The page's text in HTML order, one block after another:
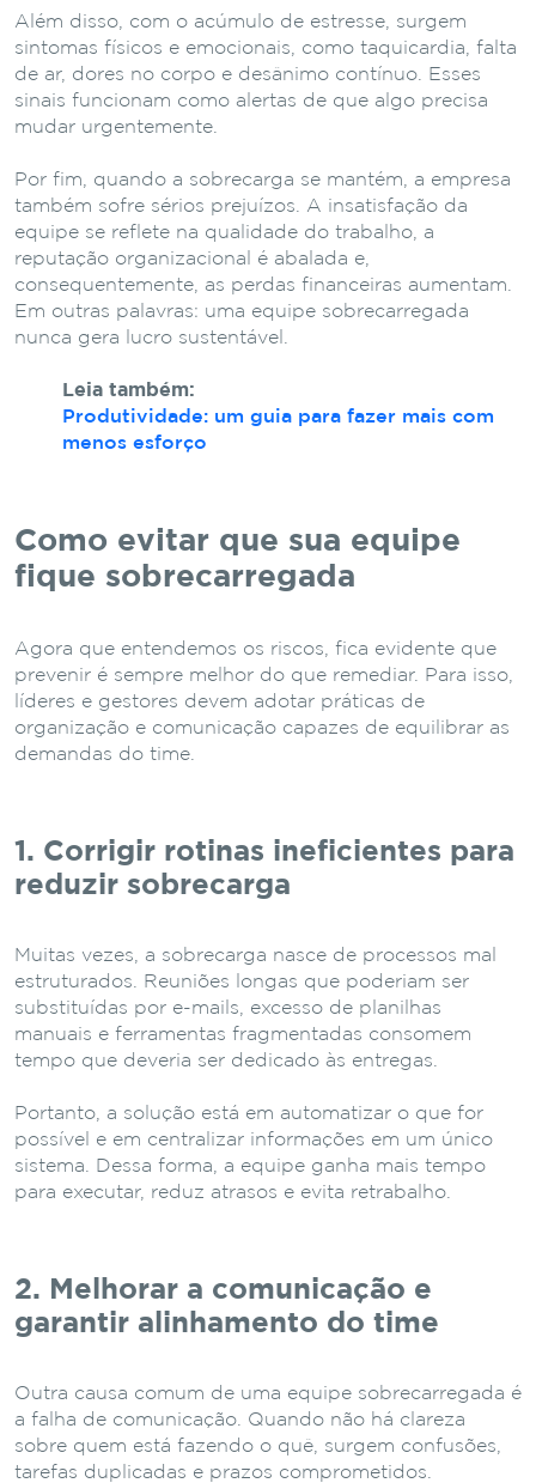
Além disso, com o acúmulo de estresse, surgem
sintomas físicos e emocionais, como taquicardia, falta
de ar, dores no corpo e desânimo contínuo. Esses
sinais funcionam como alertas de que algo precisa
mudar urgentemente.
Por fim, quando a sobrecarga se mantém, a empresa
também sofre sérios prejuízos. A insatisfação da
equipe se reflete na qualidade do trabalho, a
reputação organizacional é abalada e,
consequentemente, as perdas financeiras aumentam.
Em outras palavras: uma equipe sobrecarregada
nunca gera lucro sustentável.
Leia também:
Produtividade: um guia para fazer mais com
menos esforço
Como evitar que sua equipe
fique sobrecarregada
Agora que entendemos os riscos, fica evidente que
prevenir é sempre melhor do que remediar. Para isso,
líderes e gestores devem adotar práticas de
organização e comunicação capazes de equilibrar as
demandas do time.
1. Corrigir rotinas ineficientes para
reduzir sobrecarga
Muitas vezes, a sobrecarga nasce de processos mal
estruturados. Reuniões longas que poderiam ser
substituídas por e-mails, excesso de planilhas
manuais e ferramentas fragmentadas consomem
tempo que deveria ser dedicado às entregas.
Portanto, a solução está em automatizar o que for
possível e em centralizar informações em um único
sistema. Dessa forma, a equipe ganha mais tempo
para executar, reduz atrasos e evita retrabalho.
2. Melhorar a comunicação e
garantir alinhamento do time
Outra causa comum de uma equipe sobrecarregada é
a falha de comunicação. Quando não há clareza
sobre quem está fazendo o quê, surgem confusões,
tarefas duplicadas e prazos comprometidos.